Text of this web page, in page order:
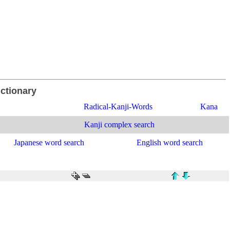
Radical-Kanji-Words Kana
Kanji complex search
Japanese word search English word search